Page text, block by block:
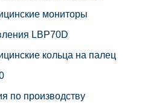
мониторы
LBP70D
кольца на палец
по производству